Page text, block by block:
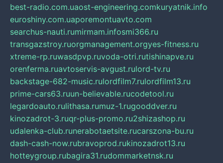
best-radio.com.uaost-engineering.comkuryatnik.info
euroshiny.com.uaporemontuavto.com
searchus-nauti.rumirmam.infosmi366.ru
transgazstroy.ruorgmanagement.orgyes-fitness.ru
xtreme-rp.ruwasdpvp.ruvoda-otri.rutishinapve.ru
orenferma.ruavtoservis-avgust.rulord-tv.ru
backstage-682-music.rulordfilm7.rulordfilm13.ru
prime-cars63.ruun-believable.rucodetool.ru
legardoauto.rulithasa.rumuz-1.rugooddver.ru
kinozadrot-3.ruqr-plus-promo.ru2shizashop.ru
udalenka-club.runerabotaetsite.rucarszona-bu.ru
dash-cash-now.rubravoprod.rukinozadrot13.ru
hotteygroup.rubagira31.rudommarketnsk.ru